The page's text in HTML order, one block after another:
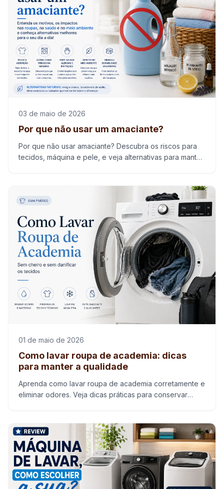
03 de maio de 2026
Por que não usar um amaciante?
Por que não usar amaciante? Descubra os riscos para
tecidos, máquina e pele, e veja alternativas para manter
01 de maio de 2026
Como lavar roupa de academia: dicas
para manter a qualidade
Aprenda como lavar roupa de academia corretamente e
eliminar odores. Veja dicas práticas para conservar